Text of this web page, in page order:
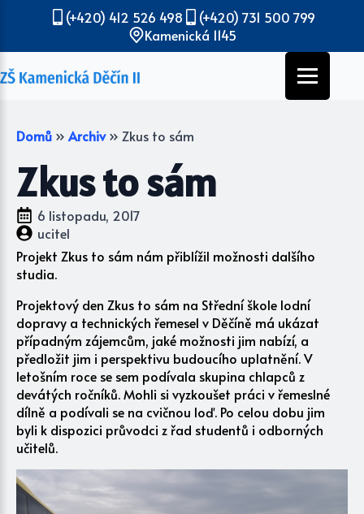
(+420) 412 526 498
(+420) 731 500 799
Kamenická 1145
Domů » Archiv » Zkus to sám
Zkus to sám
6 listopadu, 2017
ucitel
Projekt Zkus to sám nám přiblížil možnosti dalšího
studia.
Projektový den Zkus to sám na Střední škole lodní
dopravy a technických řemesel v Děčíně má ukázat
případným zájemcům, jaké možnosti jim nabízí, a
předložit jim i perspektivu budoucího uplatnění. V
letošním roce se sem podívala skupina chlapců z
devátých ročníků. Mohli si vyzkoušet práci v řemeslné
dílně a podívali se na cvičnou loď. Po celou dobu jim
byli k dispozici průvodci z řad studentů i odborných
učitelů.